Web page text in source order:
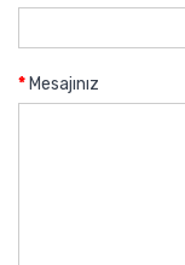
Mesajınız